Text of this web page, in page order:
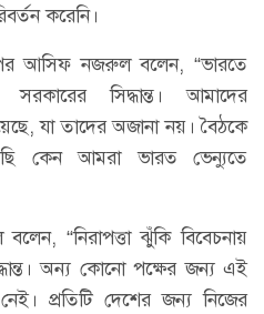
করেনি।
পর আসিফ নজরুল বলেন, “ভারতে
সিদ্ধান্ত। আমাদের
যা তাদের অজানা নয়। বৈঠকে
কেন আমরা ভারত ভেন্যুতে
“নিরাপত্তা ঝুঁকি বিবেচনায়
অন্য কোনো পক্ষের জন্য এই
প্রতিটি দেশের জন্য নিজের